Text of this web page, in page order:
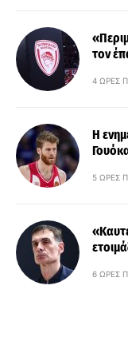
τον
4 ΏΡΕΣ
Η
5 ΏΡΕΣ
6 ΏΡΕΣ